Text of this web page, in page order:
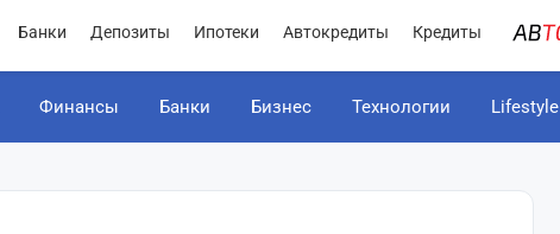
Банки Депозиты Ипотеки Автокредиты Кредиты
Финансы Банки Бизнес Технологии Lifestyle